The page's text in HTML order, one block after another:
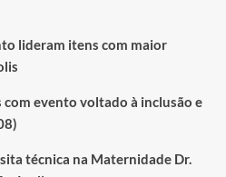
lideram itens com maior
evento voltado à inclusão e
técnica na Maternidade Dr.